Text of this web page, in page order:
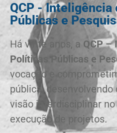
QCP -
Públicas e
Há vinte anos, a QCP –
Políticas Públicas e
vocação e
pública,
visão interdisciplinar
execução de projetos.